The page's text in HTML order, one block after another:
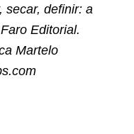
secar, definir: a
Editorial.
Martelo